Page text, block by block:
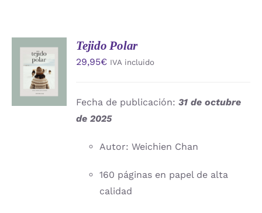
AÑADIR
AL
CARRITO
/
DETALLES
Tejido Polar
29,95€ IVA incluido
Fecha de publicación:31 de octubre
de 2025
Autor: Weichien Chan
160 páginas en papel de alta
calidad